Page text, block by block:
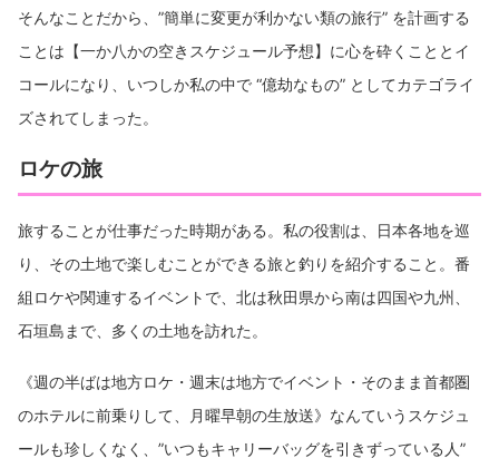
そんなことだから、”簡単に変更が利かない類の旅行” を計画する
ことは【一か八かの空きスケジュール予想】に心を砕くこととイ
コールになり、いつしか私の中で “億劫なもの” としてカテゴライ
ズされてしまった。
ロケの旅
旅することが仕事だった時期がある。私の役割は、日本各地を巡
り、その土地で楽しむことができる旅と釣りを紹介すること。番
組ロケや関連するイベントで、北は秋田県から南は四国や九州、
石垣島まで、多くの土地を訪れた。
《週の半ばは地方ロケ・週末は地方でイベント・そのまま首都圏
のホテルに前乗りして、月曜早朝の生放送》なんていうスケジュ
ールも珍しくなく、”いつもキャリーバッグを引きずっている人”